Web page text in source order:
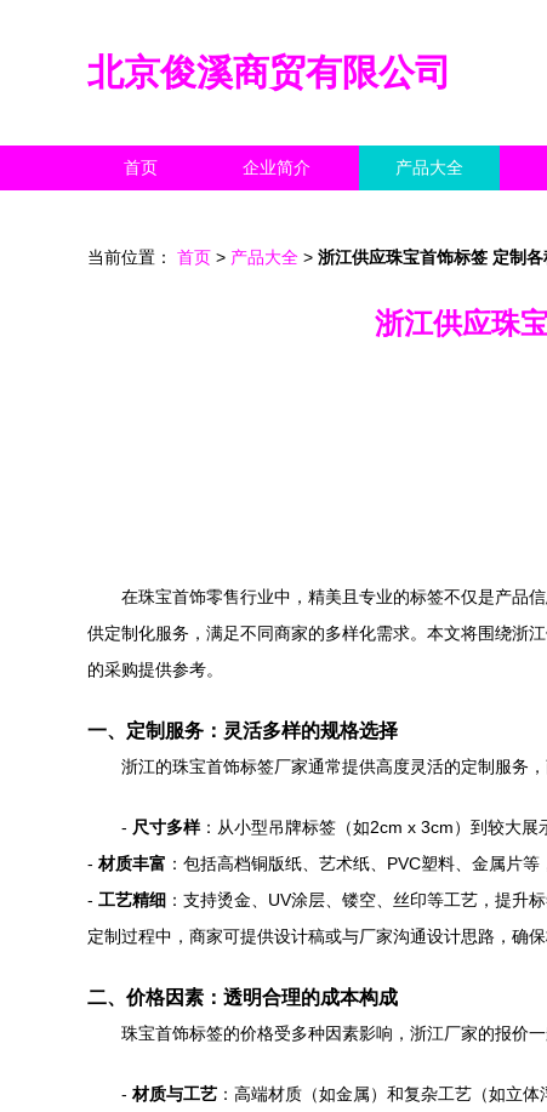
北京俊溪商贸有限公司
首页 企业简介 产品大全
当前位置： 首页 > 产品大全 > 浙江供应珠宝首饰标签 定制
浙江供应珠
在珠宝首饰零售行业中，精美且专业的标签不仅是产品
供定制化服务，满足不同商家的多样化需求。本文将围绕浙
的采购提供参考。
一、定制服务：灵活多样的规格选择
浙江的珠宝首饰标签厂家通常提供高度灵活的定制服务
- 尺寸多样：从小型吊牌标签（如2cm x 3cm）到较大展
- 材质丰富 ：包括高档铜版纸、艺术纸、PVC塑料、金属片
- 工艺精细 ：支持烫金、UV涂层、镂空、丝印等工艺，提升
定制过程中，商家可提供设计稿或与厂家沟通设计思路，确保
二、价格因素：透明合理的成本构成
珠宝首饰标签的价格受多种因素影响，浙江厂家的报价
- 材质与工艺 ：高端材质（如金属）和复杂工艺（如立体